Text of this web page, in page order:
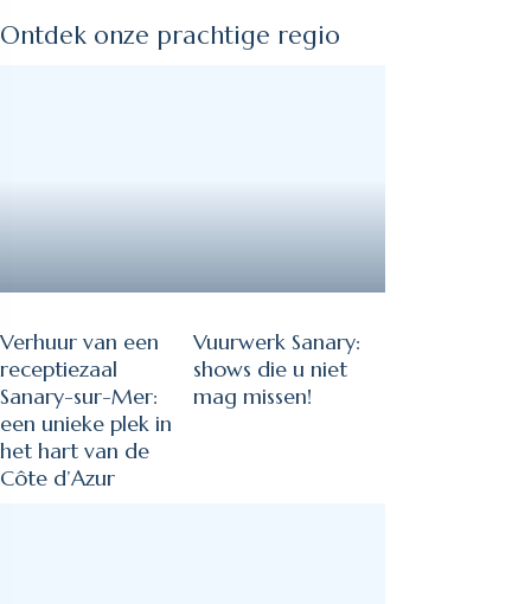
Ontdek onze prachtige regio
Verhuur van een
receptiezaal
Sanary-sur-Mer:
een unieke plek in
het hart van de
Côte d’Azur
Vuurwerk Sanary:
shows die u niet
mag missen!